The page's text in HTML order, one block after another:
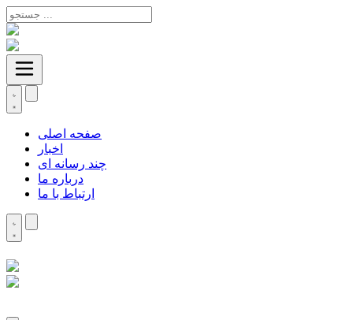
صفحه اصلی
اخبار
چند رسانه ای
درباره ما
ارتباط با ما